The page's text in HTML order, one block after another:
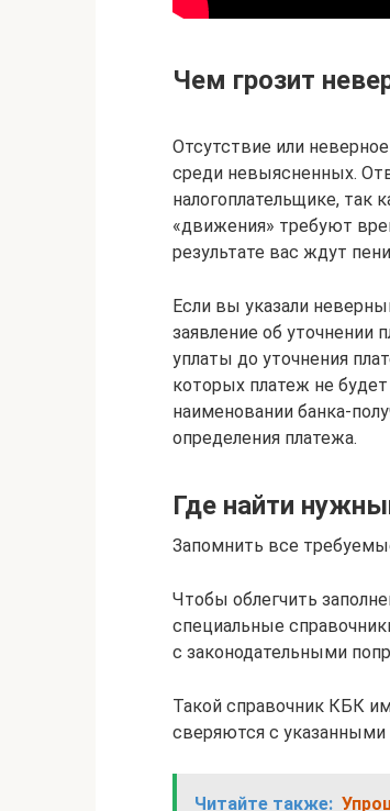
Чем грозит
Отсутствие или
среди невыясненных.
налогоплательщике, так
«движения» требуют
результате вас ждут
Если вы указали
заявление об уточнении
уплаты до уточнения
которых платеж не
наименовании банка-
определения платежа.
Где найти
Запомнить все
Чтобы облегчить
специальные
с законодательными
Такой справочник КБК
сверяются с
Читайте также: